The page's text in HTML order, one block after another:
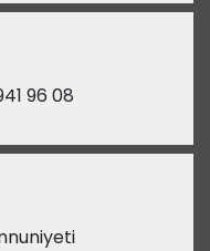
96 08